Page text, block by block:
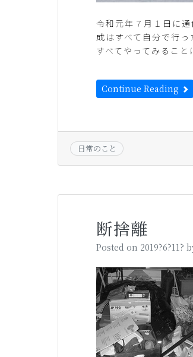
令和元年７月１日に
成はすべて自分で行
すべてやってみるこ
Continue Reading
日常のこと
断捨離
Posted on 2019?6?11?